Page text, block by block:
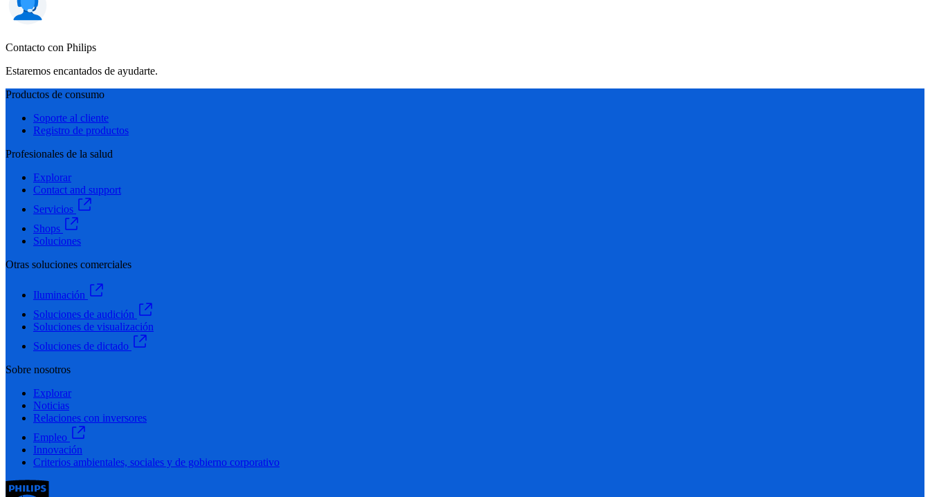
Contacto con Philips
Estaremos encantados de ayudarte.
Productos de consumo
Soporte al cliente
Registro de productos
Profesionales de la salud
Explorar
Contact and support
Servicios
Shops
Soluciones
Otras soluciones comerciales
Iluminación
Soluciones de audición
Soluciones de visualización
Soluciones de dictado
Sobre nosotros
Explorar
Noticias
Relaciones con inversores
Empleo
Innovación
Criterios ambientales, sociales y de gobierno corporativo